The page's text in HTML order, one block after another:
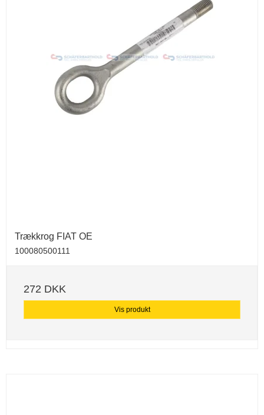
Trækkrog FIAT OE
100080500111
272 DKK
Vis produkt